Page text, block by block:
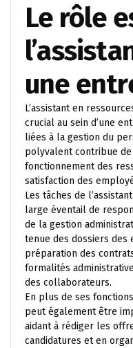
Le rôle
une
L’assistant en
crucial au sein d’une
liées à la gestion du
polyvalent contribue
fonctionnement des
satisfaction des
Les tâches de
large éventail de
de la gestion
tenue des dossiers des
préparation des
formalités
des collaborateurs.
En plus de ses
peut également être
aidant à rédiger les
candidatures et en